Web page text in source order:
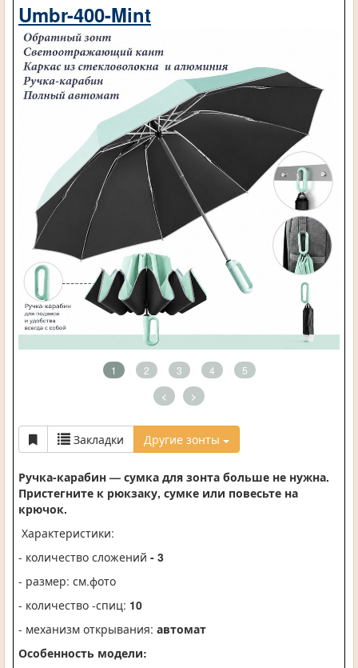
Umbr-400-Mint
1 2 3 4 5
< >
Закладки Другие зонты
Ручка-карабин — сумка для зонта больше не нужна.
Пристегните к рюкзаку, сумке или повесьте на
крючок.
Характеристики:
- количество сложений - 3
- размер: см.фото
- количество -спиц: 10
- механизм открывания: автомат
Особенность модели: